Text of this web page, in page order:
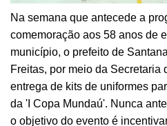
Na semana que antecede a
comemoração aos 58 anos de
município, o prefeito de
Freitas, por meio da Secretaria
entrega de kits de uniformes
da 'I Copa Mundaú'. Nunca
o objetivo do evento é